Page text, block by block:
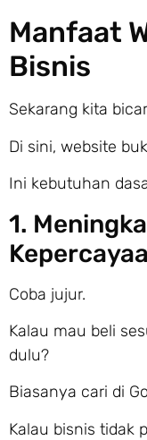
Manfaat
Bisnis
Sekarang kita
Di sini, website
Ini kebutuhan
1.
Coba jujur.
Kalau mau beli
dulu?
Biasanya cari di
Kalau bisnis tidak